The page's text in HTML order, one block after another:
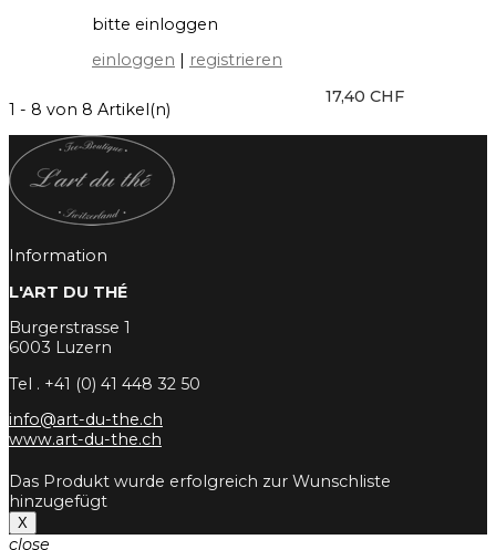
bitte einloggen
einloggen | registrieren
17,40 CHF
1 - 8 von 8 Artikel(n)
Information
L'ART DU THÉ
Burgerstrasse 1
6003 Luzern
Tel . +41 (0) 41 448 32 50
info@art-du-the.ch
www.art-du-the.ch
Das Produkt wurde erfolgreich zur Wunschliste
hinzugefügt
X
close